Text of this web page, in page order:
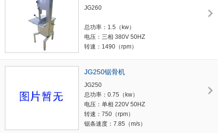
重量：160（kg）
JG260
总功率：1.5（kw）
电压：三相 380V 50HZ
转速：1490（rpm）
较大可切割尺寸：200×260（mm）
重量：110（kg）
外形尺寸：690X550X1500（mm）
JG250锯骨机
JG250
总功率：0.75（kw）
电压：单相 220V 50HZ
转速：750（rpm）
锯条速度：7.85（m/s）